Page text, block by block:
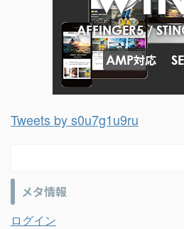
Tweets by s0u7g1u9ru
メタ情報
ログイン